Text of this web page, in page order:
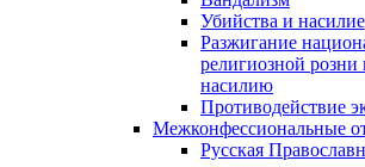
Убийства и насилие
Разжигание
религиозной
насилию
Противодействие
Межконфессиональные
Русская